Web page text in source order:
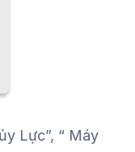
Lực”, “ Máy